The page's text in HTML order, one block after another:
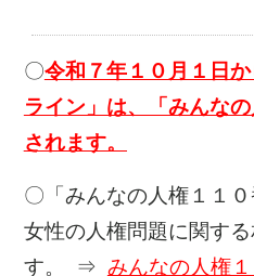
〇令和７年１０月１日
ライン」は、「みんな
されます。
〇「みんなの人権１１０
女性の人権問題に関す
す。 ⇒ みんなの人権